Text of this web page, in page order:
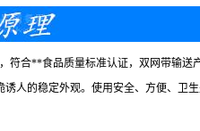
符合**食品质量标准认证，双网带输
人的稳定外观。使用安全、方便、卫生